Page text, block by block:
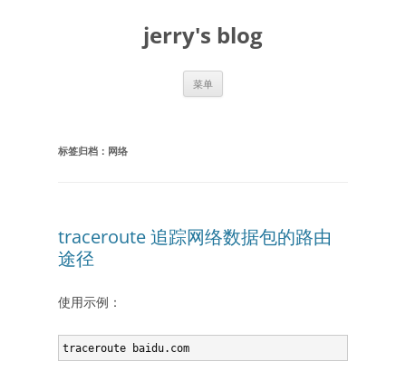
jerry's blog
菜单
标签归档： 网络
traceroute 追踪网络数据包的路由
途径
使用示例：
traceroute baidu.com